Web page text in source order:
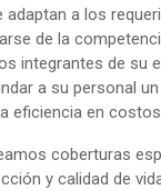
a los
de la
integrantes de su
a su personal
eficiencia en
coberturas
y calidad de